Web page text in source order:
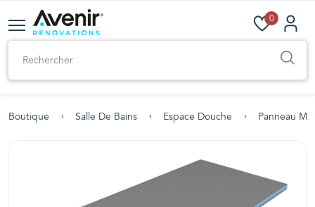
0
Boutique Salle De Bains Espace Douche Panneau